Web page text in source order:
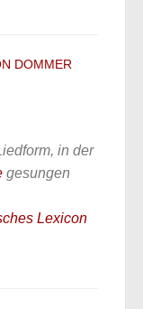
DOMMER
in der
gesungen
Lexicon